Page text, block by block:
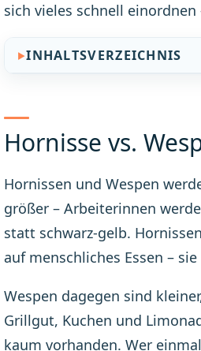
sich vieles schnell
INHALTSVERZEICHNIS
Hornisse vs.
Hornissen und Wespen
größer – Arbeiterinnen
statt schwarz-gelb.
auf menschliches Essen –
Wespen dagegen sind
Grillgut, Kuchen und
kaum vorhanden. Wer